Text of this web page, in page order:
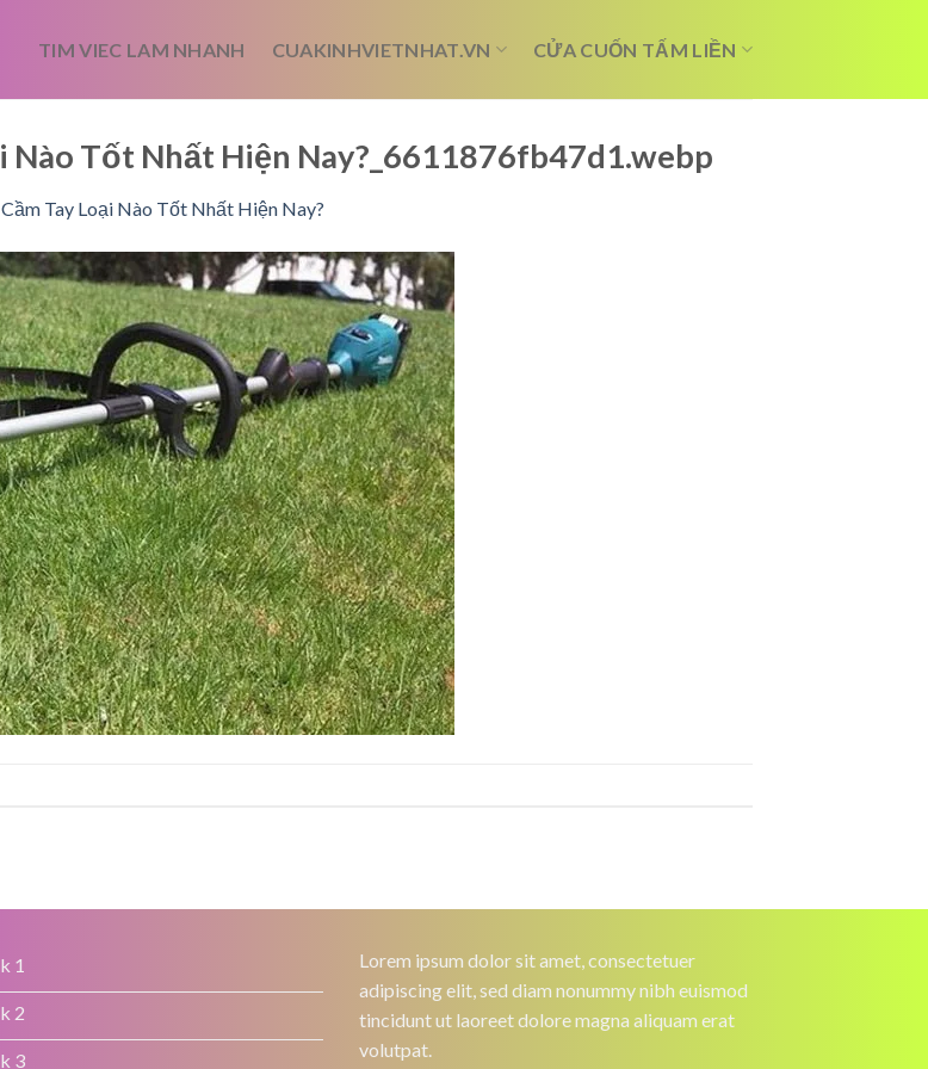
TIM VIEC LAM NHANH CUAKINHVIETNHAT.VN CỬA CUỐN TẤM LIỀN
Nào Tốt Nhất Hiện Nay?_6611876fb47d1.webp
Tay Loại Nào Tốt Nhất Hiện Nay?
1
2
3
Lorem ipsum dolor sit amet, consectetuer
adipiscing elit, sed diam nonummy nibh euismod
tincidunt ut laoreet dolore magna aliquam erat
volutpat.